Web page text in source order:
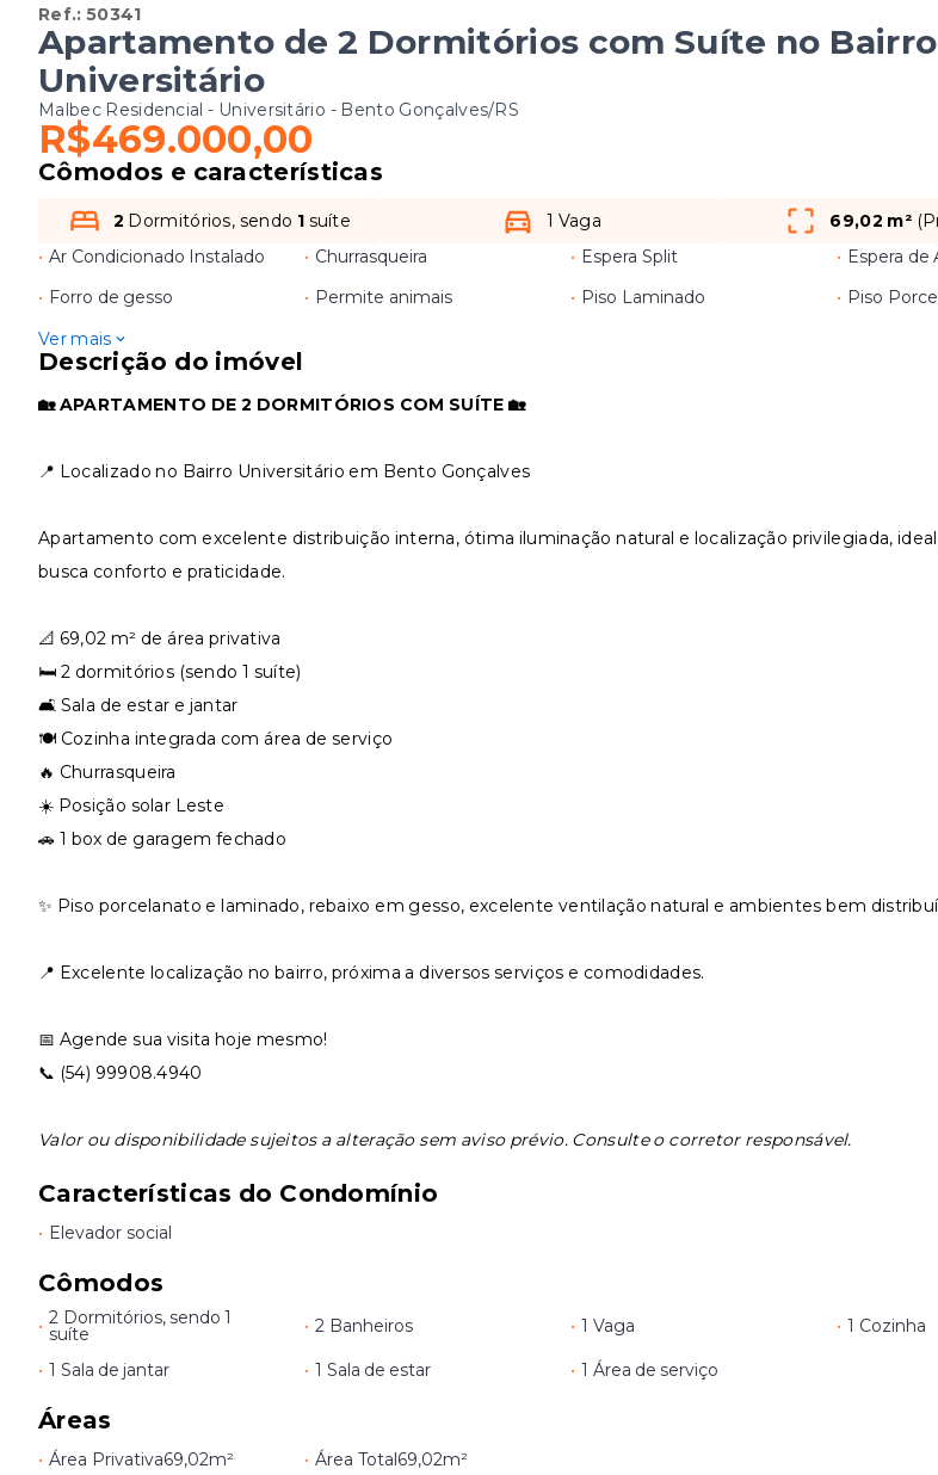
Ref.:50341
Apartamento de 2 Dormitórios com Suíte no Bairro
Universitário
Malbec Residencial - Universitário - Bento Gonçalves/RS
R$469.000,00
Cômodos e características
2 Dormitórios, sendo 1suíte 1 Vaga 69,02 m² (
• Ar Condicionado Instalado • Churrasqueira • Espera Split • Espera de
• Forro de gesso • Permite animais • Piso Laminado • Piso
Ver mais
Descrição do imóvel
🏡 APARTAMENTO DE 2 DORMITÓRIOS COM SUÍTE 🏡
📍 Localizado no Bairro Universitário em Bento Gonçalves
Apartamento com excelente distribuição interna, ótima iluminação natural e localização privilegiada,
busca conforto e praticidade.
📐 69,02 m² de área privativa
🛏️ 2 dormitórios (sendo 1 suíte)
🛋️ Sala de estar e jantar
🍽️ Cozinha integrada com área de serviço
🔥 Churrasqueira
☀️ Posição solar Leste
🚗 1 box de garagem fechado
✨ Piso porcelanato e laminado, rebaixo em gesso, excelente ventilação natural e ambientes bem
📍 Excelente localização no bairro, próxima a diversos serviços e comodidades.
📅 Agende sua visita hoje mesmo!
📞 (54) 99908.4940
Valor ou disponibilidade sujeitos a alteração sem aviso prévio. Consulte o corretor responsável.
Características do Condomínio
• Elevador social
Cômodos
• 2 Dormitórios, sendo 1
suíte • 2 Banheiros • 1 Vaga • 1 Cozinha
• 1 Sala de jantar • 1 Sala de estar • 1 Área de serviço
Áreas
• Área Privativa69,02m² • Área Total69,02m²